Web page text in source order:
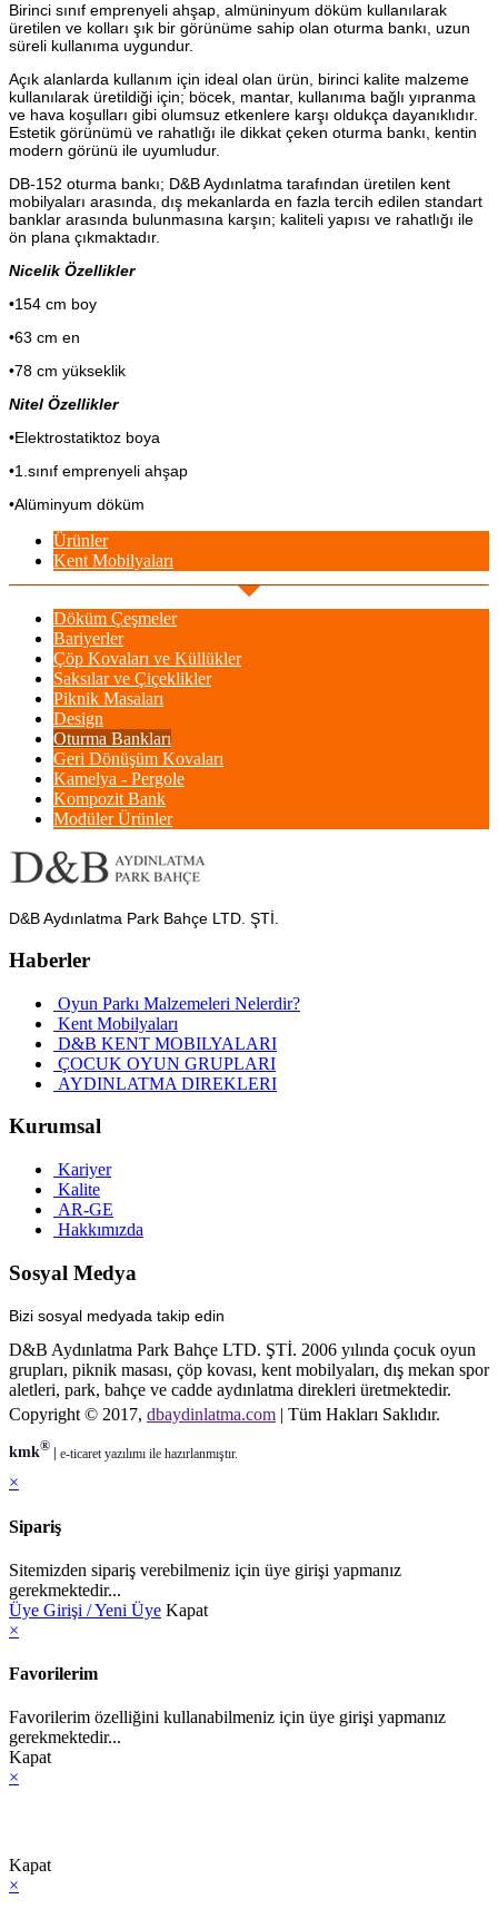
Birinci sınıf emprenyeli ahşap, almüninyum döküm kullanılarak
üretilen ve kolları şık bir görünüme sahip olan oturma bankı, uzun
süreli kullanıma uygundur.
Açık alanlarda kullanım için ideal olan ürün, birinci kalite malzeme
kullanılarak üretildiği için; böcek, mantar, kullanıma bağlı yıpranma
ve hava koşulları gibi olumsuz etkenlere karşı oldukça dayanıklıdır.
Estetik görünümü ve rahatlığı ile dikkat çeken oturma bankı, kentin
modern görünü ile uyumludur.
DB-152 oturma bankı; D&B Aydınlatma tarafından üretilen kent
mobilyaları arasında, dış mekanlarda en fazla tercih edilen standart
banklar arasında bulunmasına karşın; kaliteli yapısı ve rahatlığı ile
ön plana çıkmaktadır.
Nicelik Özellikler
•154 cm boy
•63 cm en
•78 cm yükseklik
Nitel Özellikler
•Elektrostatiktoz boya
•1.sınıf emprenyeli ahşap
•Alüminyum döküm
Ürünler
Kent Mobilyaları
Döküm Çeşmeler
Bariyerler
Çöp Kovaları ve Küllükler
Saksılar ve Çiçeklikler
Piknik Masaları
Design
Oturma Bankları
Geri Dönüşüm Kovaları
Kamelya - Pergole
Kompozit Bank
Modüler Ürünler
D&B Aydınlatma Park Bahçe LTD. ŞTİ.
Haberler
Oyun Parkı Malzemeleri Nelerdir?
Kent Mobilyaları
D&B KENT MOBILYALARI
ÇOCUK OYUN GRUPLARI
AYDINLATMA DIREKLERI
Kurumsal
Kariyer
Kalite
AR-GE
Hakkımızda
Sosyal Medya
Bizi sosyal medyada takip edin
D&B Aydınlatma Park Bahçe LTD. ŞTİ. 2006 yılında çocuk oyun
grupları, piknik masası, çöp kovası, kent mobilyaları, dış mekan spor
aletleri, park, bahçe ve cadde aydınlatma direkleri üretmektedir.
Copyright © 2017, dbaydinlatma.com | Tüm Hakları Saklıdır.
kmk® e-ticaret yazılımı ile hazırlanmıştır.
×
Sipariş
Sitemizden sipariş verebilmeniz için üye girişi yapmanız
gerekmektedir...
Üye Girişi / Yeni Üye Kapat
×
Favorilerim
Favorilerim özelliğini kullanabilmeniz için üye girişi yapmanız
gerekmektedir...
Kapat
×
Kapat
×